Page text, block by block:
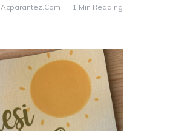
Acparantez.com 1 Min Reading